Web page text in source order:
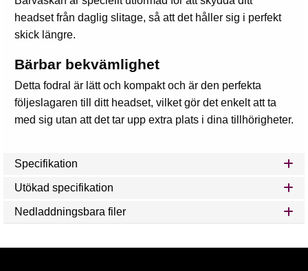
headset från daglig slitage, så att det håller sig i perfekt
skick längre.
Bärbar bekvämlighet
Detta fodral är lätt och kompakt och är den perfekta
följeslagaren till ditt headset, vilket gör det enkelt att ta
med sig utan att det tar upp extra plats i dina tillhörigheter.
Specifikation
Utökad specifikation
Nedladdningsbara filer